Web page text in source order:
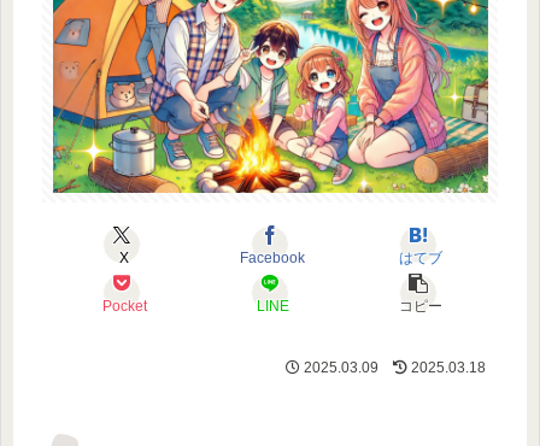
X Facebook はてブ
Pocket LINE コピー
2025.03.09 2025.03.18